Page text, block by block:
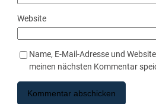
Website
Name, E-Mail-Adresse und
meinen nächsten Kommentar